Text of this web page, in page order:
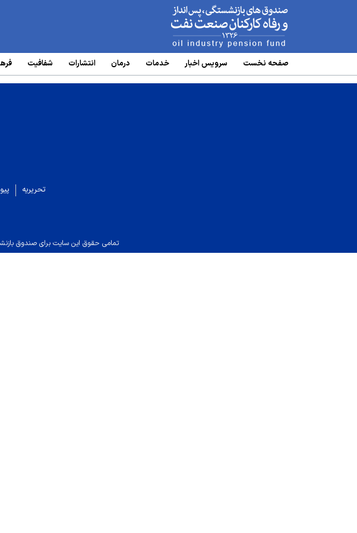
www.oipf.ir
صفحه نخست سرویس‌ اخبار خدمات درمان انتشارات شفافیت
تحریریه
تمامی حقوق این سایت برای صندوق